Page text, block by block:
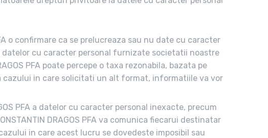
o confirmare ca se prelucreaza sau nu date cu caracter
cu caracter personal furnizate societatii noastre
PFA poate percepe o taxa rezonabila, bazata pe
in care solicitati un alt format, informatiile va vor
PFA a datelor cu caracter personal inexacte, precum
DRAGOS PFA va comunica fiecarui destinatar
in care acest lucru se dovedeste imposibil sau